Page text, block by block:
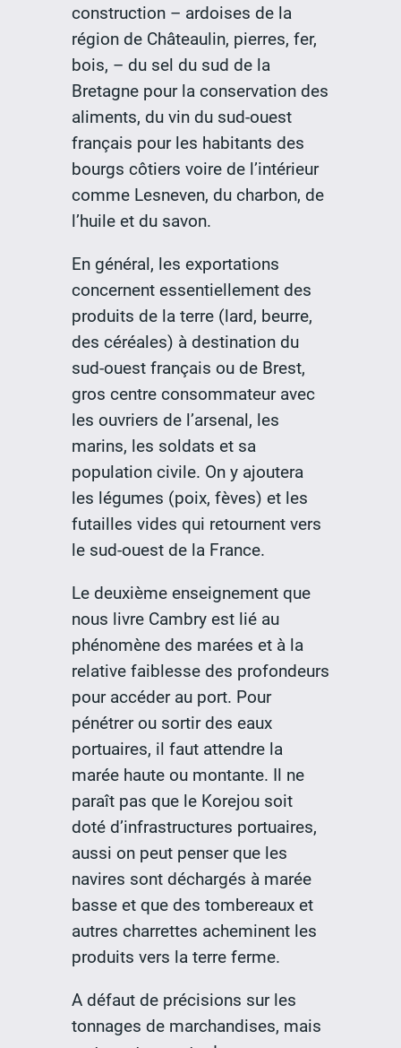
construction – ardoises de la
région de Châteaulin, pierres, fer,
bois, – du sel du sud de la
Bretagne pour la conservation des
aliments, du vin du sud-ouest
français pour les habitants des
bourgs côtiers voire de l’intérieur
comme Lesneven, du charbon, de
l’huile et du savon.
En général, les exportations
concernent essentiellement des
produits de la terre (lard, beurre,
des céréales) à destination du
sud-ouest français ou de Brest,
gros centre consommateur avec
les ouvriers de l’arsenal, les
marins, les soldats et sa
population civile. On y ajoutera
les légumes (poix, fèves) et les
futailles vides qui retournent vers
le sud-ouest de la France.
Le deuxième enseignement que
nous livre Cambry est lié au
phénomène des marées et à la
relative faiblesse des profondeurs
pour accéder au port. Pour
pénétrer ou sortir des eaux
portuaires, il faut attendre la
marée haute ou montante. Il ne
paraît pas que le Korejou soit
doté d’infrastructures portuaires,
aussi on peut penser que les
navires sont déchargés à marée
basse et que des tombereaux et
autres charrettes acheminent les
produits vers la terre ferme.
A défaut de précisions sur les
tonnages de marchandises, mais